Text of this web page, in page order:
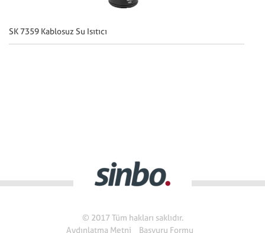
SK 7359 Kablosuz Su Isıtıcı
© 2017 Tüm hakları saklıdır.
Aydınlatma Metni
Başvuru Formu